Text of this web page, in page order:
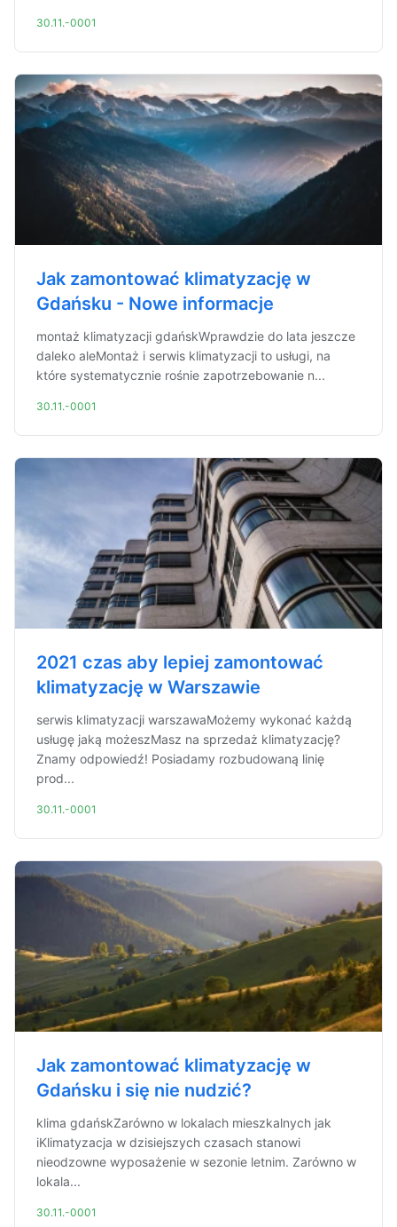
30.11.-0001
Jak zamontować klimatyzację w
Gdańsku - Nowe informacje
montaż klimatyzacji gdańskWprawdzie do lata jeszcze
daleko aleMontaż i serwis klimatyzacji to usługi, na
które systematycznie rośnie zapotrzebowanie n...
30.11.-0001
2021 czas aby lepiej zamontować
klimatyzację w Warszawie
serwis klimatyzacji warszawaMożemy wykonać każdą
usługę jaką możeszMasz na sprzedaż klimatyzację?
Znamy odpowiedź! Posiadamy rozbudowaną linię
prod...
30.11.-0001
Jak zamontować klimatyzację w
Gdańsku i się nie nudzić?
klima gdańskZarówno w lokalach mieszkalnych jak
iKlimatyzacja w dzisiejszych czasach stanowi
nieodzowne wyposażenie w sezonie letnim. Zarówno w
lokala...
30.11.-0001